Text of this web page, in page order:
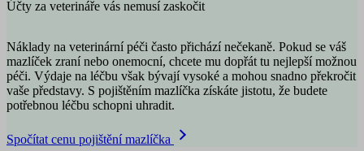
Účty za veterináře vás nemusí zaskočit
Náklady na veterinární péči často přichází nečekaně. Pokud se váš
mazlíček zraní nebo onemocní, chcete mu dopřát tu nejlepší možnou
péči. Výdaje na léčbu však bývají vysoké a mohou snadno překročit
vaše představy. S pojištěním mazlíčka získáte jistotu, že budete
potřebnou léčbu schopni uhradit.
Spočítat cenu pojištění mazlíčka